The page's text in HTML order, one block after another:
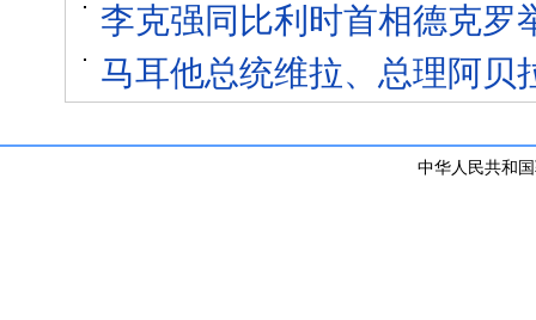
李克强同比利时首相德克罗
马耳他总统维拉、总理阿贝
中华人民共和